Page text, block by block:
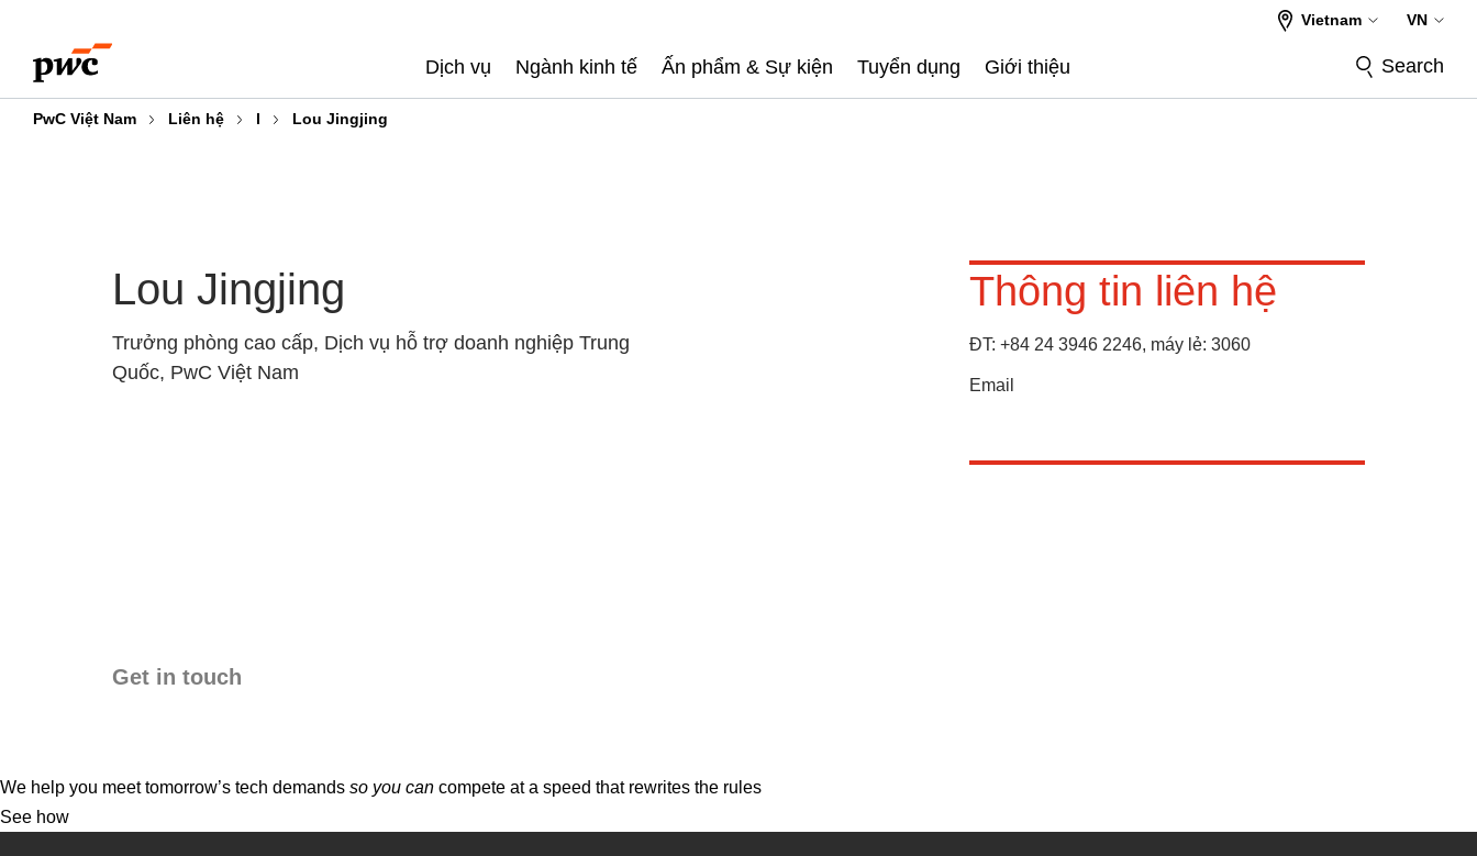
content
footer
Dịch vụ Ngành kinh tế Ấn phẩm & Sự kiện Tuyển dụng Giới thiệu
Vietnam VN
Search
PwC Việt Nam Liên hệ l Lou Jingjing
Lou Jingjing
Trưởng phòng cao cấp, Dịch vụ hỗ trợ doanh nghiệp Trung
Quốc, PwC Việt Nam
Thông tin liên hệ
ĐT: +84 24 3946 2246, máy lẻ: 3060
Email
Get in touch
We help you meet tomorrow’s tech demands so you can compete at a speed that rewrites the rules
See how